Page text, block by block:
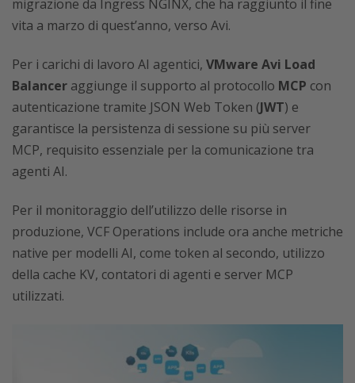
migrazione da Ingress NGINX, che ha raggiunto il fine
vita a marzo di quest’anno, verso Avi.
Per i carichi di lavoro AI agentici, VMware Avi Load
Balancer aggiunge il supporto al protocollo MCP con
autenticazione tramite JSON Web Token (JWT) e
garantisce la persistenza di sessione su più server
MCP, requisito essenziale per la comunicazione tra
agenti AI.
Per il monitoraggio dell’utilizzo delle risorse in
produzione, VCF Operations include ora anche metriche
native per modelli AI, come token al secondo, utilizzo
della cache KV, contatori di agenti e server MCP
utilizzati.